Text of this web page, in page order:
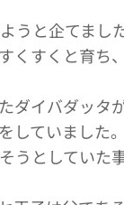
うと企てまし
くすくと育ち
ダイバダッタ
していました。
うとしていた